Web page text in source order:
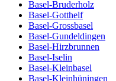
Basel-Bruderholz
Basel-Gotthelf
Basel-Grossbasel
Basel-Gundeldingen
Basel-Hirzbrunnen
Basel-Iselin
Basel-Kleinbasel
Basel-Kleinhüningen